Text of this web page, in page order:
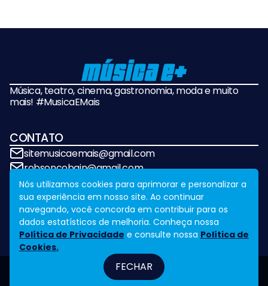
Música, teatro, cinema, gastronomia, moda e muito
mais! #MusicaEMais
CONTATO
sitemusicaemais@gmail.com
robsoncobain@gmail.com
REDES SOCIAIS
Design byNVGO
Fale ConoscoLegal
Nós utilizamos cookies para aprimorar e personalizar a
sua experiência em nosso site. Ao continuar
navegando, você concorda em contribuir para os
dados estatísticos de melhoria. Conheça nossa
Política de Privacidade e consulte nossa Política de
Cookies.
FECHAR